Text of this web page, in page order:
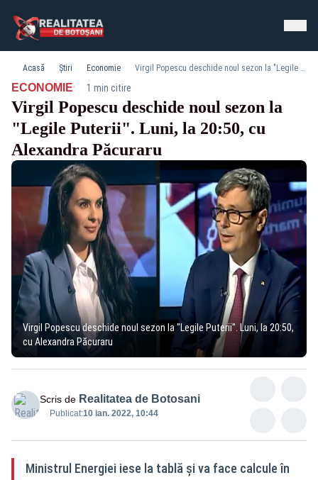
Acasă Știri Economie Virgil Popescu deschide noul sezon la "Legile Puterii". Luni, la 20:50, cu Alexandra Păcuraru
ECONOMIE· 1 min citire
Virgil Popescu deschide noul sezon la
"Legile Puterii". Luni, la 20:50, cu
Alexandra Păcuraru
Virgil Popescu deschide noul sezon la "Legile Puterii". Luni, la 20:50,
cu Alexandra Păcuraru
Scris de Realitatea de Botosani
Publicat:10 ian. 2022, 10:44
Ministrul Energiei iese la tablă și va face calcule în